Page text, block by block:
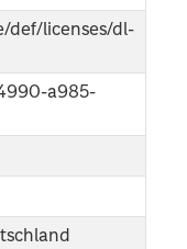
def/licenses/dl-
a985-